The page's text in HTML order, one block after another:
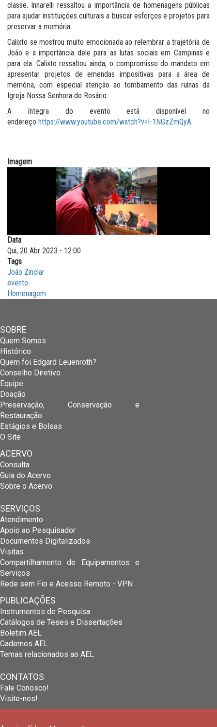
classe. Innarelli ressaltou a importância de homenagens públicas
para ajudar instituições culturais a buscar esforços e projetos para
preservar a memória.
Calixto se mostrou muito emocionada ao relembrar a trajetória de
João e a importância dele para as lutas sociais em Campinas e
para ela. Calixto ressaltou ainda, o compromisso do mandato em
apresentar projetos de emendas impositivas para a área de
memória, com especial atenção ao tombamento das ruínas da
Igreja Nossa Senhora do Rosário.
A íntegra do evento está disponível no
endereço https://www.youtube.com/watch?v=I-1NGzZmQyA
Imagem
Data
Qui, 20 Abr 2023 - 12:00
Tags
João Zinclar
evento
Homenagem
SOBRE
Quem Somos
Histórico
Quem foi Edgard Leuenroth?
Conselho Diretivo
Equipe
Doação
Preservação, Conservação e
Restauração
Estágios e Bolsas
O Site
ACERVO
Consulta
Guia do Acervo
Sobre o Acervo
SERVIÇOS
Atendimento
Apoio ao Pesquisador
Documentos Digitalizados
Visitas
Compartilhamento de Equipamentos e
Serviços
Rede sem Fio e Acesso Remoto - VPN
PUBLICAÇÕES
Instrumentos de Pesquisa
Catálogos de Teses e Dissertações
Boletim AEL
Cadernos AEL
Temas relacionados ao AEL
CONTATOS
Fale Conosco!
Visite-nos!